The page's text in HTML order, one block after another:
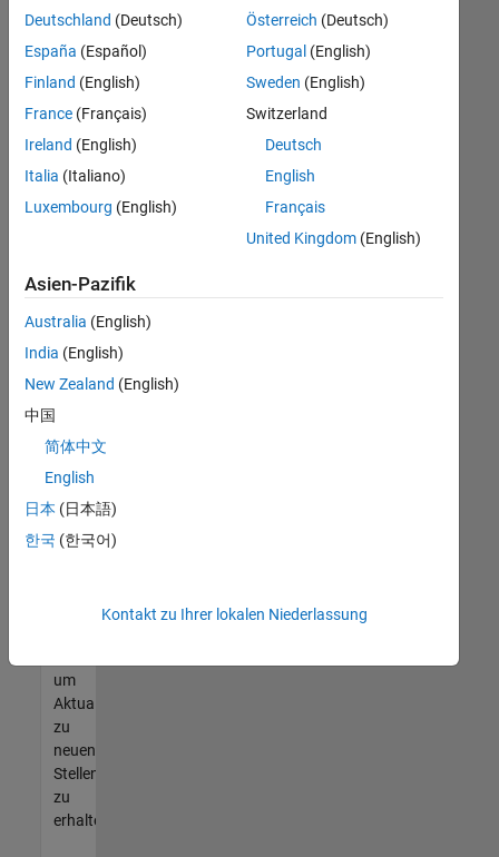
können
die
Suchkriterien
weiter
fassen
oder
alle
Stellenangebote
anzeigen .
noch
keine
offenen
Stellen
können,
die
Ihren
entsprechen,
werden
unseres
um
Aktualisierungen
zu
neuen
Stellenangeboten
zu
erhalten.
Deutschland (Deutsch)
España (Español)
Finland (English)
France (Français)
Ireland (English)
Italia (Italiano)
Luxembourg (English)
Österreich (Deutsch)
Portugal (English)
Sweden (English)
Switzerland
Deutsch
English
Français
United Kingdom(English)
Asien-Pazifik
Australia (English)
India (English)
New Zealand (English)
中国
简体中文
English
日本 (日本語)
한국 (한국어)
Kontakt zu Ihrer lokalen Niederlassung